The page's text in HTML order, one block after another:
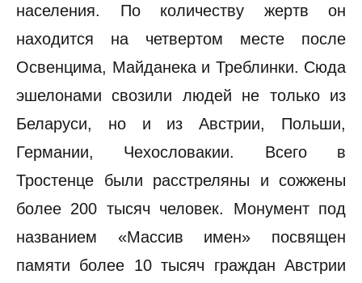
населения. По количеству жертв он
находится на четвертом месте после
Освенцима, Майданека и Треблинки. Сюда
эшелонами свозили людей не только из
Беларуси, но и из Австрии, Польши,
Германии, Чехословакии. Всего в
Тростенце были расстреляны и сожжены
более 200 тысяч человек. Монумент под
названием «Массив имен» посвящен
памяти более 10 тысяч граждан Австрии